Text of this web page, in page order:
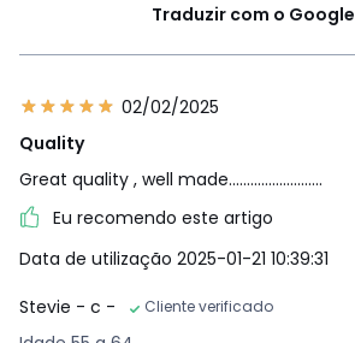
Traduzir com o Google
02/02/2025
Quality
Great quality , well made..........................
Eu recomendo este artigo
Data de utilização 2025-01-21 10:39:31
Stevie - c -
Cliente verificado